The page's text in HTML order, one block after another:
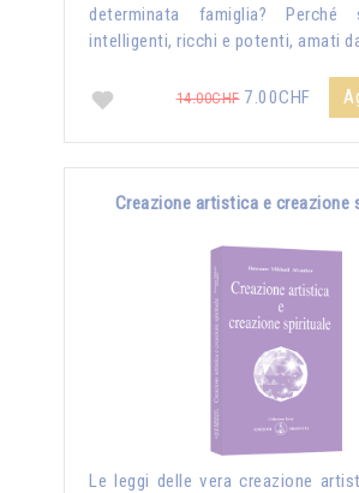
determinata famiglia?
intelligenti, ricchi e potenti, amati
14.00CHF7.00CHF
Creazione artistica e creazione
Le leggi delle vera creazione